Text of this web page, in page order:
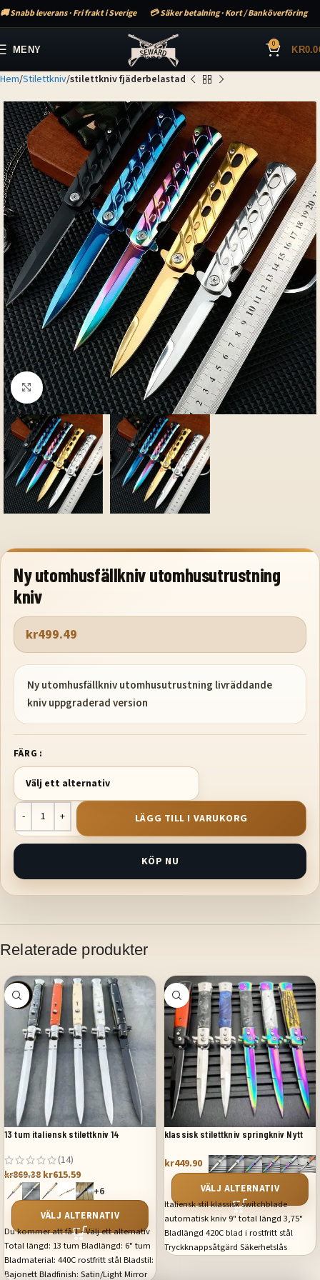
🚚 Snabb leverans · Fri frakt i Sverige 💳 Säker betalning · Kort / Banköverföring
MENY 0 KR
Hem Stilettkniv stilettkniv fjäderbelastad
Klicka för att förstora
Ny utomhusfällkniv utomhusutrustning
kniv
kr499.49
Ny utomhusfällkniv utomhusutrustning livräddande
kniv uppgraderad version
FÄRG
LÄGG TILL I VARUKORG
KÖP NU
Relaterade produkter
SALE
13 tum italiensk stilettkniv 14
(14)
kr869.38 kr615.59
+6
VÄLJ ALTERNATIV
Du kommer att få 1 - Välj ett alternativ
Total längd: 13 tum Bladlängd: 6" tum
Bladmaterial: 440C rostfritt stål Bladstil:
Bajonett Bladfinish: Satin/Light Mirror
klassisk stilettkniv springkniv Nytt
kr449.90
VÄLJ ALTERNATIV
Italiensk stil klassisk switchblade
automatisk kniv 9" total längd 3,75"
Bladlängd 420C blad i rostfritt stål
Tryckknappsåtgärd Säkerhetslås